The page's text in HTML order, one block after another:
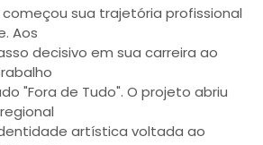
sua trajetória profissional
Aos
decisivo em sua carreira ao
"Fora de Tudo". O projeto abriu
artística voltada ao